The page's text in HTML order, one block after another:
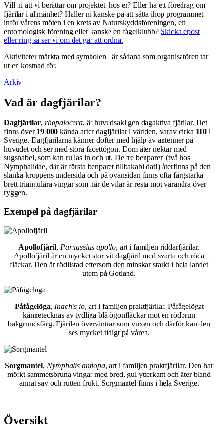
Vill ni att vi berättar om projektet hos er? Eller ha ett föredrag om
fjärilar i allmänhet? Håller ni kanske på att sätta ihop programmet
inför vårens möten i en krets av Naturskyddsföreningen, ett
entomologisk förening eller kanske en fågelklubb? Skicka epost
eller ring så ser vi om det går att ordna.
Aktiviteter märkta med symbolen
är sådana som organisatören tar
ut en kostnad för.
Arkiv
Vad är dagfjärilar?
Dagfjärilar, rhopalocera, är huvudsakligen dagaktiva fjärilar. Det
finns över 19 000 kända arter dagfjärilar i världen, varav cirka 110 i
Sverige. Dagfjärilarna känner dofter med hjälp av antenner på
huvudet och ser med stora facettögon. Dom äter nektar med
sugsnabel, som kan rullas in och ut. De tre benparen (två hos
Nymphalidae, där är första benparet tillbakabildat!) återfinns på den
slanka kroppens undersida och på ovansidan finns ofta färgstarka
brett triangulära vingar som när de vilar är resta mot varandra över
ryggen.
Exempel på dagfjärilar
Apollofjäril, Parnassius apollo, art i familjen riddarfjärilar.
Apollofjäril är en mycket stor vit dagfjäril med svarta och röda
fläckar. Den är rödlistad eftersom den minskar starkt i hela landet
utom på Gotland.
Påfågelöga, Inachis io, art i familjen praktfjärilar. Påfågelögat
kännetecknas av tydliga blå ögonfläckar mot en rödbrun
bakgrundsfärg. Fjärilen övervintrar som vuxen och därför kan den
ses mycket tidigt på våren.
Sorgmantel, Nymphalis antiopa, art i familjen praktfjärilar. Den har
mörkt sammetsbruna vingar med bred, gul ytterkant och äter bland
annat sav och rutten frukt. Sorgmantel finns i hela Sverige.
Översikt